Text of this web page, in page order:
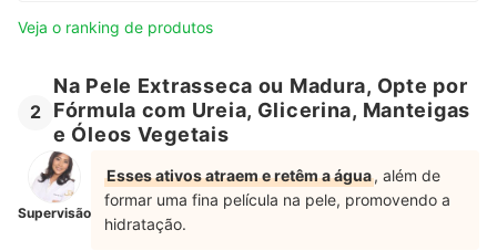
Veja o ranking de produtos
2
Na Pele Extrasseca ou Madura, Opte por
Fórmula com Ureia, Glicerina, Manteigas
e Óleos Vegetais
Supervisão
Esses ativos atraem e retêm a água, além de
formar uma fina película na pele, promovendo a
hidratação.